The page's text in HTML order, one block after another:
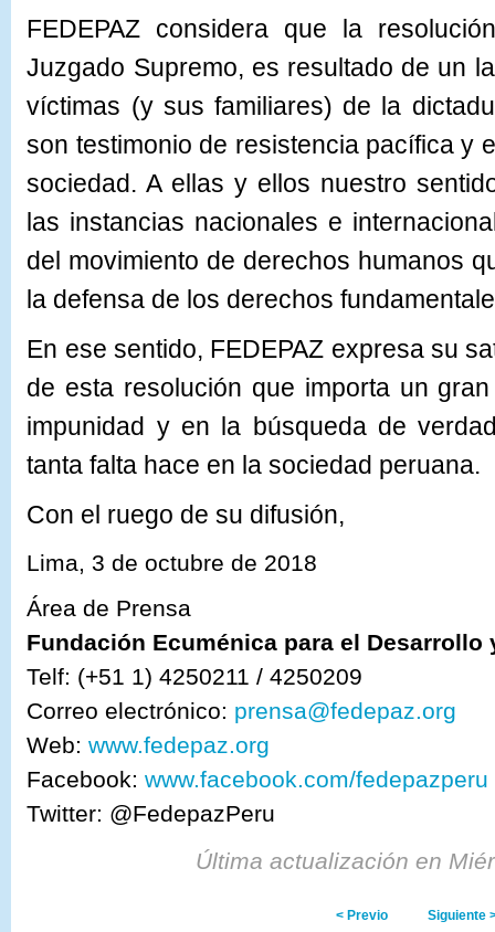
FEDEPAZ considera que la
Juzgado Supremo, es resultado de un
víctimas (y sus familiares) de la
son testimonio de resistencia pacífica y
sociedad. A ellas y ellos nuestro
las instancias nacionales e
del movimiento de derechos humanos
la defensa de los derechos
En ese sentido, FEDEPAZ expresa su
de esta resolución que importa un
impunidad y en la búsqueda de
tanta falta hace en la sociedad peruana.
Con el ruego de su difusión,
Lima, 3 de octubre de 2018
Área de Prensa
Fundación Ecuménica para el Desarrollo
Telf: (+51 1) 4250211 / 4250209
Correo electrónico: prensa@fedepaz.org
Web:www.fedepaz.org
Facebook:www.facebook.com/fedepazperu
Twitter: @FedepazPeru
Última actualización en
< Previo Siguiente